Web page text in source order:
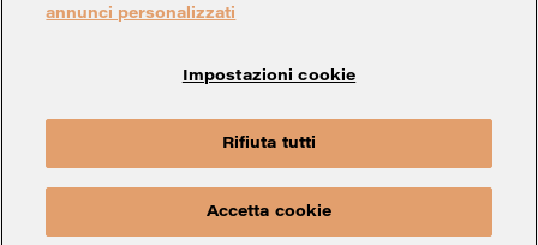
Dati societari
Whistleblowing
Contatto
annunci personalizzati
Impostazioni cookie
Rifiuta tutti
Accetta cookie